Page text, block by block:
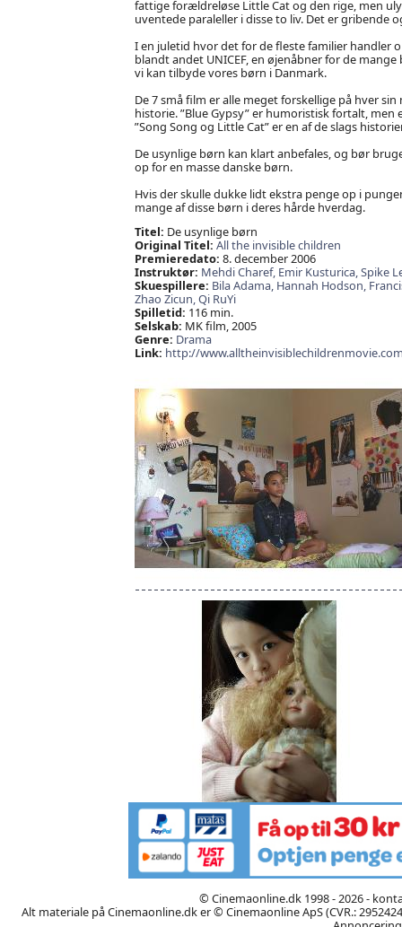
fattige forældreløse Little Cat og den rige, men
uventede paraleller i disse to liv. Det er gribende
I en juletid hvor det for de fleste familier handler
blandt andet UNICEF, en øjenåbner for de
vi kan tilbyde vores børn i Danmark.
De 7 små film er alle meget forskellige på hver
historie. ”Blue Gypsy” er humoristisk fortalt,
”Song Song og Little Cat” er en af de slags
De usynlige børn kan klart anbefales, og bør
op for en masse danske børn.
Hvis der skulle dukke lidt ekstra penge op i
mange af disse børn i deres hårde hverdag.
Titel: De usynlige børn
Original Titel: All the invisible children
Premieredato: 8. december 2006
Instruktør: Mehdi Charef, Emir Kusturica,Spike
Skuespillere: Bila Adama, Hannah Hodson,
Zhao Zicun,Qi RuYi
Spilletid: 116 min.
Selskab: MK film, 2005
Genre: Drama
Link: http://
© Cinemaonline.dk 1998 - 2026 -
Alt materiale på Cinemaonline.dk er © Cinemaonline ApS (CVR.: